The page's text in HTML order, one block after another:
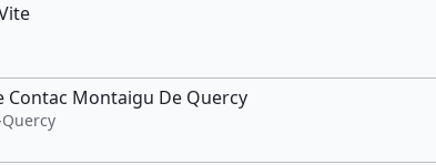
Montaigu De Quercy